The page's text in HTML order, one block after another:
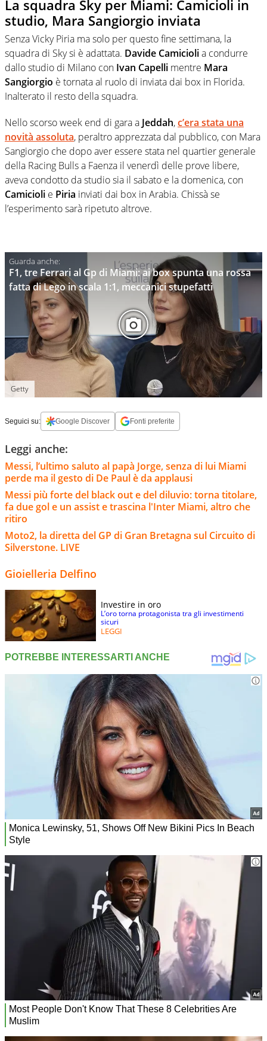
La squadra Sky per Miami: Camicioli in
studio, Mara Sangiorgio inviata
Senza Vicky Piria ma solo per questo fine settimana, la
squadra di Sky si è adattata. Davide Camiciolia condurre
dallo studio di Milano con Ivan Capelli mentre Mara
Sangiorgio è tornata al ruolo di inviata dai box in Florida.
Inalterato il resto della squadra.
Nello scorso week end di gara a Jeddah,c’era stata una
novità assoluta, peraltro apprezzata dal pubblico, con Mara
Sangiorgio che dopo aver essere stata nel quartier generale
della Racing Bulls a Faenza il venerdì delle prove libere,
aveva condotto da studio sia il sabato e la domenica, con
Camicioli e Piria inviati dai box in Arabia. Chissà se
l’esperimento sarà ripetuto altrove.
F1, tre Ferrari al Gp di Miami: ai box spunta una rossa
fatta di Lego in scala 1:1, meccanici stupefatti
Getty
Seguici su: Google Discover Fonti preferite
Leggi anche:
Messi, l’ultimo saluto al papà Jorge, senza di lui Miami
perde ma il gesto di De Paul è da applausi
Messi più forte del black out e del diluvio: torna titolare,
fa due gol e un assist e trascina l'Inter Miami, altro che
ritiro
Moto2, la diretta del GP di Gran Bretagna sul Circuito di
Silverstone. LIVE
Gioielleria Delfino
Investire in oro
L’oro torna protagonista tra gli investimenti
sicuri
LEGGI